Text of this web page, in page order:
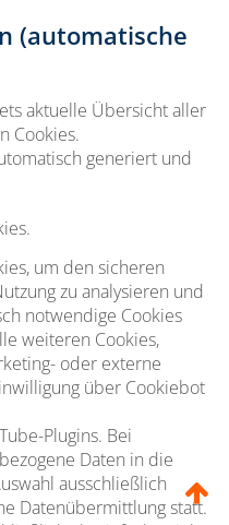
(automatische
aktuelle Übersicht aller
Cookies.
generiert und
um den sicheren
zu analysieren und
notwendige Cookies
weiteren Cookies,
oder externe
über Cookiebot
Plugins. Bei
Daten in die
ausschließlich
Datenübermittlung statt.